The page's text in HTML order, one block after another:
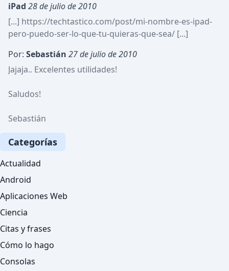
iPad 28 de julio de 2010
[...] https://techtastico.com/post/mi-nombre-es-ipad-
pero-puedo-ser-lo-que-tu-quieras-que-sea/ [...]
Por: Sebastián 27 de julio de 2010
Jajaja.. Excelentes utilidades!
Saludos!
Sebastián
Categorías
Actualidad
Android
Aplicaciones Web
Ciencia
Citas y frases
Cómo lo hago
Consolas